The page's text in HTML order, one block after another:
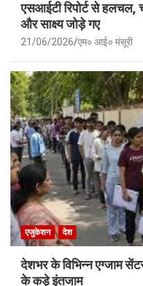
एसआईटी रिपोर्ट से हलचल,
और साक्ष्य जोड़े गए
21/06/2026 एम० आई० मंसूरी
एजुकेशन देश
देशभर के विभिन्न एग्जाम
के कड़े इंतजाम